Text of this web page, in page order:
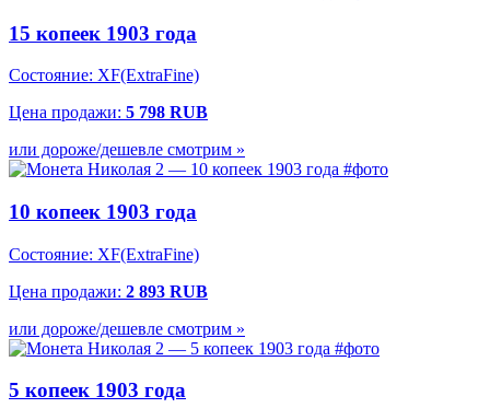
15 копеек 1903 года
Состояние: XF(ExtraFine)
Цена продажи: 5 798 RUB
или дороже/дешевле смотрим »
10 копеек 1903 года
Состояние: XF(ExtraFine)
Цена продажи: 2 893 RUB
или дороже/дешевле смотрим »
5 копеек 1903 года